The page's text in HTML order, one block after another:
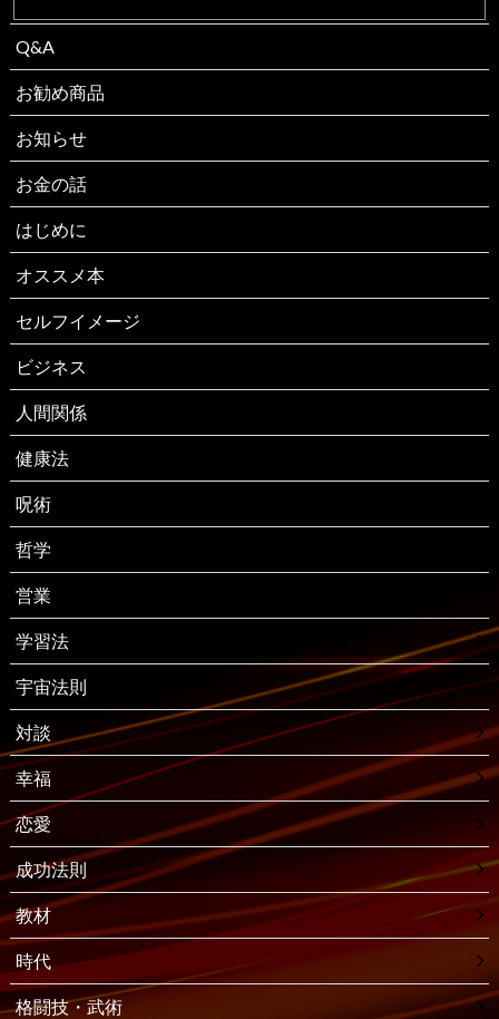
Q&A
お勧め商品
お知らせ
お金の話
はじめに
オススメ本
セルフイメージ
ビジネス
人間関係
健康法
呪術
哲学
営業
学習法
宇宙法則
対談
幸福
恋愛
成功法則
教材
時代
格闘技・武術